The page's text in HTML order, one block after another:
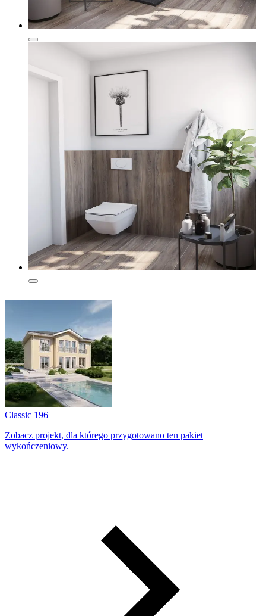
Classic 196
Zobacz projekt, dla którego przygotowano ten pakiet
wykończeniowy.